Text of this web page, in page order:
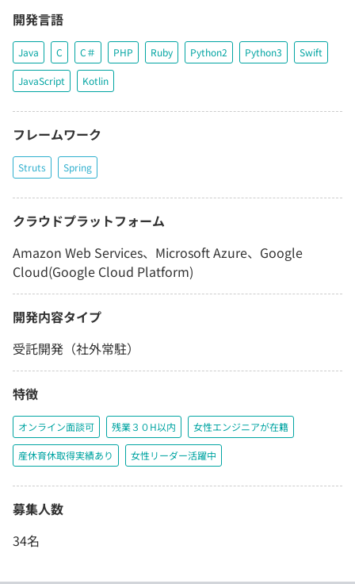
開発言語
Java C C＃ PHP Ruby Python2 Python3 Swift
JavaScript Kotlin
フレームワーク
Struts Spring
クラウドプラットフォーム
Amazon Web Services、Microsoft Azure、Google
Cloud(Google Cloud Platform)
開発内容タイプ
受託開発（社外常駐）
特徴
オンライン面談可 残業３０H以内 女性エンジニアが在籍
産休育休取得実績あり 女性リーダー活躍中
募集人数
34名